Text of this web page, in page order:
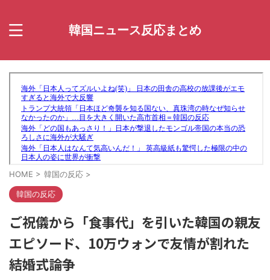
韓国ニュース反応まとめ
HOME > 韓国の反応 >
韓国の反応
ご祝儀から「食事代」を引いた韓国の親友
エピソード、10万ウォンで友情が割れた
結婚式論争